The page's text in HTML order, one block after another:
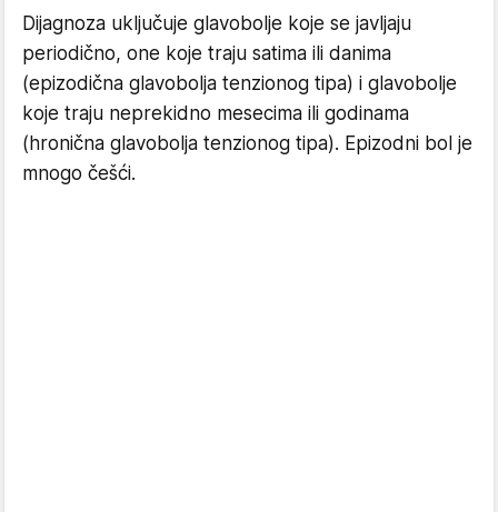
Dijagnoza uključuje glavobolje koje se javljaju
periodično, one koje traju satima ili danima
(epizodična glavobolja tenzionog tipa) i glavobolje
koje traju neprekidno mesecima ili godinama
(hronična glavobolja tenzionog tipa). Epizodni bol je
mnogo češći.